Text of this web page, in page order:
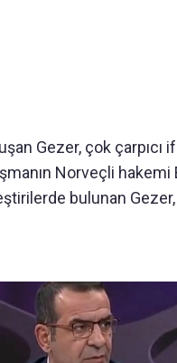
Gezer, çok çarpıcı
Norveçli hakemi
bulunan Gezer,